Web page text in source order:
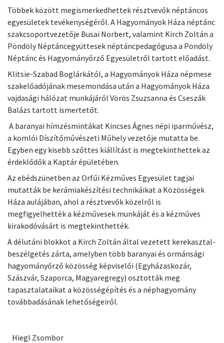
Többek között megismerkedhettek résztvevők néptáncos
egyesületek tevékenységéről. A Hagyományok Háza néptánc
szakcsoportvezetője Busai Norbert, valamint Kirch Zoltán a
Pöndöly Néptáncegyüttesek néptáncpedagógusa a Pöndöly
Néptánc és Hagyományőrző Egyesületről tartott előadást.
Klitsie-Szabad Boglárkától, a Hagyományok Háza népmese
szakelőadójának mesemondása után a Hagyományok Háza
vajdasági hálózat munkájáról Vörös Zsuzsanna és Cseszák
Balázs tartott ismertetőt.
A baranyai hímzésmintákat Kincses Ágnes népi iparművész,
a komlói Díszítőművészeti Műhely vezetője mutatta be.
Egyben egy kisebb szőttes kiállítást is megtekinthettek az
érdeklődők a Kaptár épületében.
Az ebédszünetben az Orfűi Kézműves Egyesület tagjai
mutatták be kerámiakészítési technikáikat a Közösségek
Háza aulájában, ahol a résztvevők közelről is
megfigyelhették a kézművesek munkáját és a kézműves
kirakodóvásárt is megtekinthették.
A délutáni blokkot a Kirch Zoltán által vezetett kerekasztal-
beszélgetés zárta, amelyben több baranyai és ormánsági
hagyományőrző közösség képviselői (Egyházaskozár,
Szászvár, Szaporca, Magyaregregy) osztották meg
tapasztalataikat a közösségépítés és a néphagyomány
továbbadásának lehetőségeiről.
Hiegl Zsombor